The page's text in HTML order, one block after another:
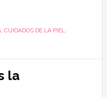
, CUIDADOS DE LA PIEL,
la